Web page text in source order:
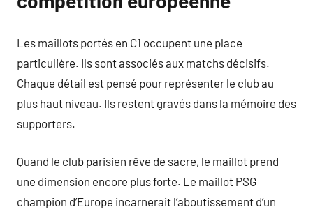
Les maillots portés en C1 occupent une place
particulière. Ils sont associés aux matchs décisifs.
Chaque détail est pensé pour représenter le club au
plus haut niveau. Ils restent gravés dans la mémoire des
supporters.
Quand le club parisien rêve de sacre, le maillot prend
une dimension encore plus forte. Le maillot PSG
champion d’Europe incarnerait l’aboutissement d’un